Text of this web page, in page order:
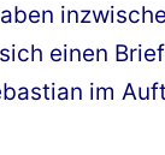
einen
im